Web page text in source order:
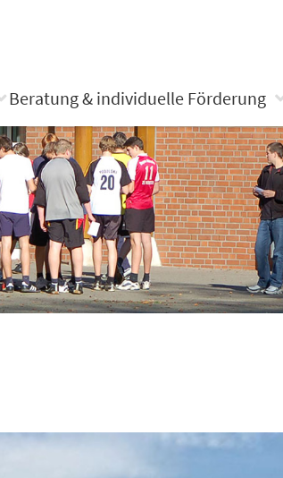
Beratung & individuelle Förderung